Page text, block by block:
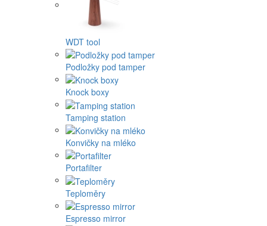
WDT tool
Podložky pod tamper
Knock boxy
Tamping station
Konvičky na mléko
Portafilter
Teploměry
Espresso mirror